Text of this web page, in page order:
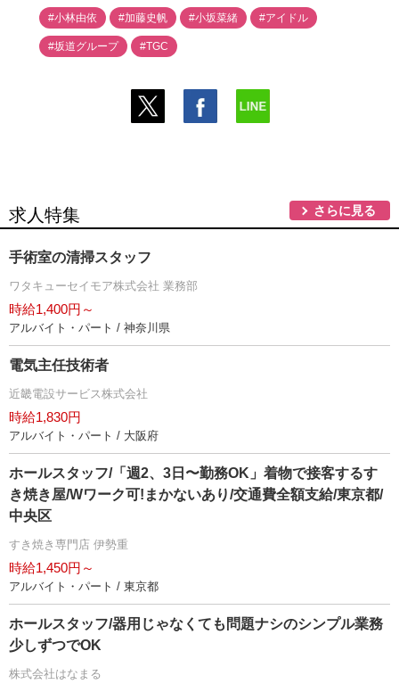
#小林由依 #加藤史帆 #小坂菜緒 #アイドル
#坂道グループ #TGC
求人特集 さらに見る
手術室の清掃スタッフ
ワタキューセイモア株式会社 業務部
時給1,400円～
アルバイト・パート / 神奈川県
電気主任技術者
近畿電設サービス株式会社
時給1,830円
アルバイト・パート / 大阪府
ホールスタッフ/「週2、3日〜勤務OK」着物で接客するす
き焼き屋/Wワーク可!まかないあり/交通費全額支給/東京都/
中央区
すき焼き専門店 伊勢重
時給1,450円～
アルバイト・パート / 東京都
ホールスタッフ/器用じゃなくても問題ナシのシンプル業務
少しずつでOK
株式会社はなまる